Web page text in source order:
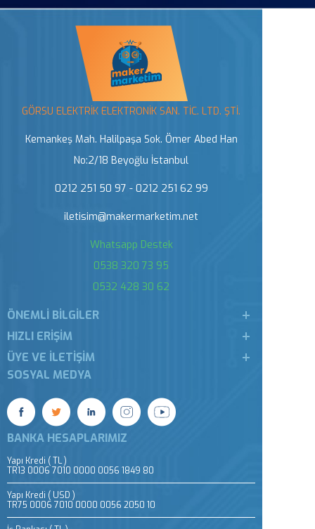
GÖRSU ELEKTRİK ELEKTRONİK SAN. TİC. LTD. ŞTİ.
Kemankeş Mah. Halilpaşa Sok. Ömer Abed Han
No:2/18 Beyoğlu İstanbul
0212 251 50 97 - 0212 251 62 99
iletisim@makermarketim.net
Whatsapp Destek
0538 320 73 95
0532 428 30 62
ÖNEMLI BILGILER
HIZLI ERIŞIM
ÜYE VE İLETIŞIM
SOSYAL MEDYA
BANKA HESAPLARIMIZ
Yapı Kredi ( TL )
TR13 0006 7010 0000 0056 1849 80
Yapı Kredi ( USD )
TR75 0006 7010 0000 0056 2050 10